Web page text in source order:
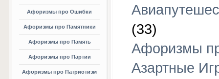
Афоризмы про Ошибки
Афоризмы про Памятники
Афоризмы про Память
Афоризмы про Партии
Афоризмы про Патриотизм
(33)
Афоризмы
Азартные